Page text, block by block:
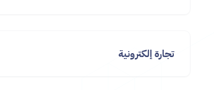
تجارة إلكترونية